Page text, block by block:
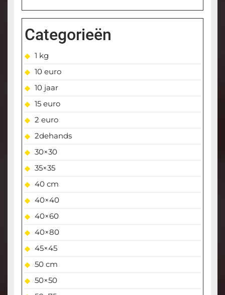
Categorieën
1 kg
10 euro
10 jaar
15 euro
2 euro
2dehands
30×30
35×35
40 cm
40×40
40×60
40×80
45×45
50 cm
50×50